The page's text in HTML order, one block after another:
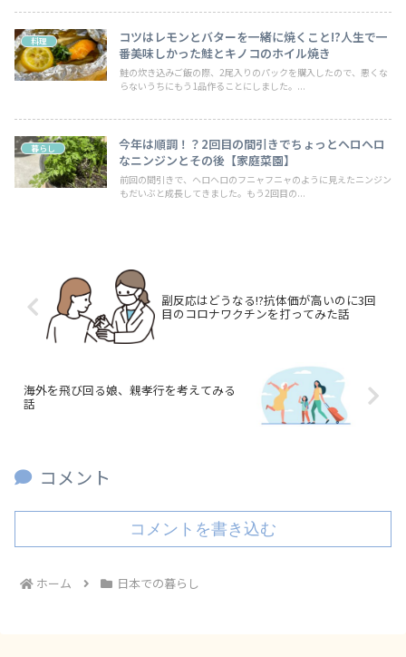
料理
コツはレモンとバターを一緒に焼くこと!?人生で一
番美味しかった鮭とキノコのホイル焼き
鮭の炊き込みご飯の際、2尾入りのパックを購入したので、悪くな
らないうちにもう1品作ることにしました。...
暮らし
今年は順調！？2回目の間引きでちょっとヘロヘロ
なニンジンとその後【家庭菜園】
前回の間引きで、ヘロヘロのフニャフニャのように見えたニンジン
もだいぶと成長してきました。もう2回目の...
副反応はどうなる!?抗体価が高いのに3回
目のコロナワクチンを打ってみた話
海外を飛び回る娘、親孝行を考えてみる
話
コメント
コメントを書き込む
ホーム 日本での暮らし